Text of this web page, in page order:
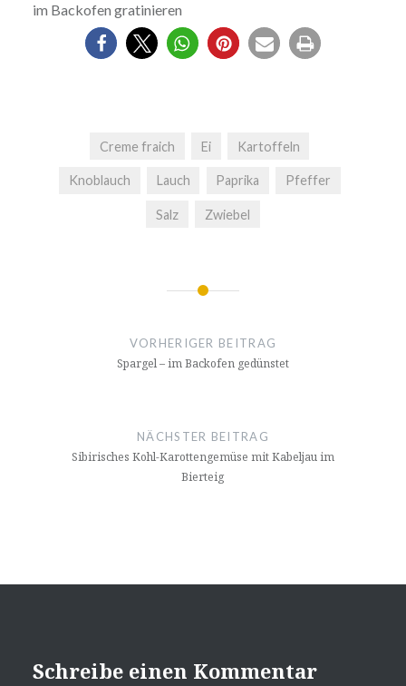
im Backofen gratinieren
Creme fraich Ei Kartoffeln
Knoblauch Lauch Paprika Pfeffer
Salz Zwiebel
NavigationVORHERIGER BEITRAG
Spargel – im Backofen gedünstet
NÄCHSTER BEITRAG
Sibirisches Kohl-Karottengemüse mit Kabeljau im
Bierteig
Schreibe einen Kommentar